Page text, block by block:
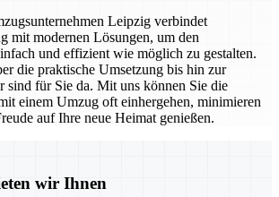
Leipzig verbindet
mit modernen Lösungen, um den
und effizient wie möglich zu gestalten.
die praktische Umsetzung bis hin zur
sind für Sie da. Mit uns können Sie die
einem Umzug oft einhergehen, minimieren
auf Ihre neue Heimat genießen.
wir Ihnen